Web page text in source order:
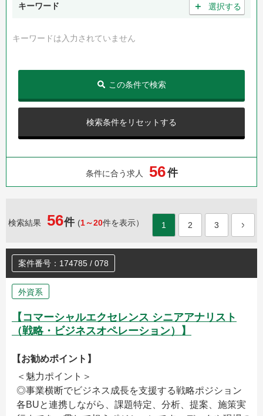
キーワード ＋ 選択する
キーワードは入力されていません
検索条件をリセットする
この条件で検索
条件に合う求人 56件
検索結果 56件 (1～20件を表示） 1 2 3
案件番号：174785 / 078
外資系
【コマーシャルエクセレンス シニアアナリスト
（戦略・ビジネスオペレーション）】
【お勧めポイント】
＜魅力ポイント＞
◎事業横断でビジネス成長を支援する戦略ポジション
各BUと連携しながら、課題特定、分析、提案、施策実